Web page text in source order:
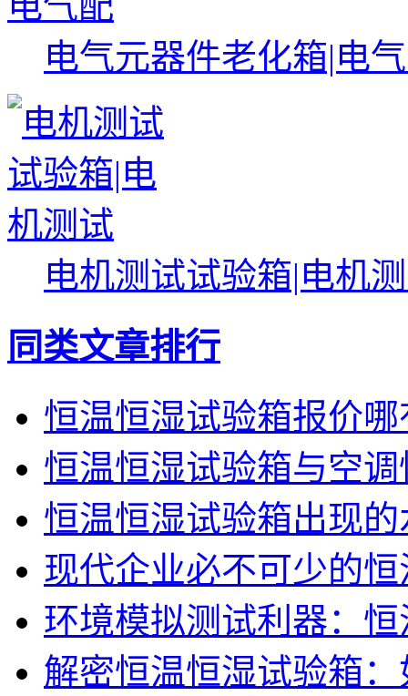
电气元器件老化箱|电
电机测试试验箱|电机
同类文章排行
恒温恒湿试验箱报价
恒温恒湿试验箱与空
恒温恒湿试验箱出现
现代企业必不可少的
环境模拟测试利器：
解密恒温恒湿试验箱